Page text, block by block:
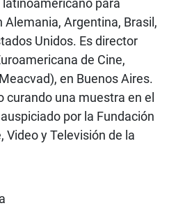
para
Argentina, Brasil,
Unidos. Es director
de Cine,
en Buenos Aires.
curando una muestra en el
por la Fundación
Video y Televisión de la